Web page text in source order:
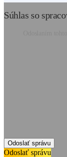
Súhlas so
Odoslať správu
Odoslať správu